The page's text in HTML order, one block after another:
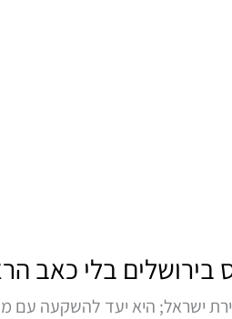
בירושלים בלי כאב
ישראל; היא יעד להשקעה עם